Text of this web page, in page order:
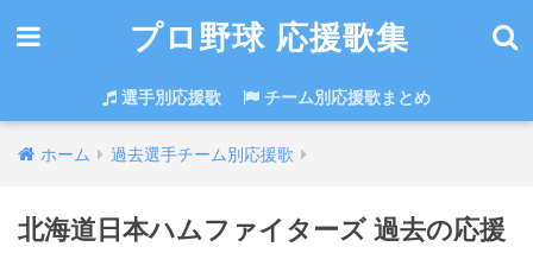
プロ野球 応援歌集
選手別応援歌 チーム別応援歌まとめ
ホーム 過去選手チーム別応援歌
北海道日本ハムファイターズ 過去の応援